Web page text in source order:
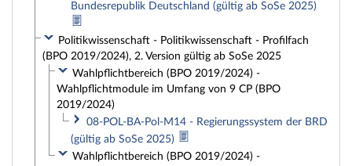
Bundesrepublik Deutschland (gültig ab SoSe 2025)
Politikwissenschaft - Politikwissenschaft - Profilfach
(BPO 2019/2024), 2. Version gültig ab SoSe 2025
Wahlpflichtbereich (BPO 2019/2024) -
Wahlpflichtmodule im Umfang von 9 CP (BPO
2019/2024)
08-POL-BA-Pol-M14 - Regierungssystem der BRD
(gültig ab SoSe 2025)
Wahlpflichtbereich (BPO 2019/2024) -